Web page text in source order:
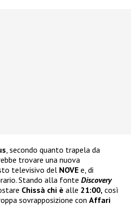
, secondo quanto trapela da
trovare una nuova
televisivo del NOVE e, di
Stando alla fonte Discovery
Chissà chi è alle 21:00, così
sovrapposizione con Affari